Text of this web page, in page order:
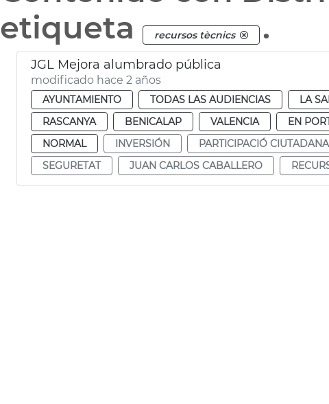
etiqueta
recursos tècnics .
JGL Mejora alumbrado pública
modificado hace 2 años
AYUNTAMIENTO TODAS LAS AUDIENCIAS LA
RASCANYA
BENICALAP VALENCIA EN
NORMAL
INVERSIÓN PARTICIPACIÓ CIUTADANA
SEGURETAT
JUAN CARLOS CABALLERO